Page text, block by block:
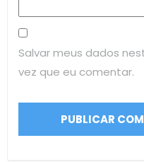
Salvar meus dados
vez que eu comentar.